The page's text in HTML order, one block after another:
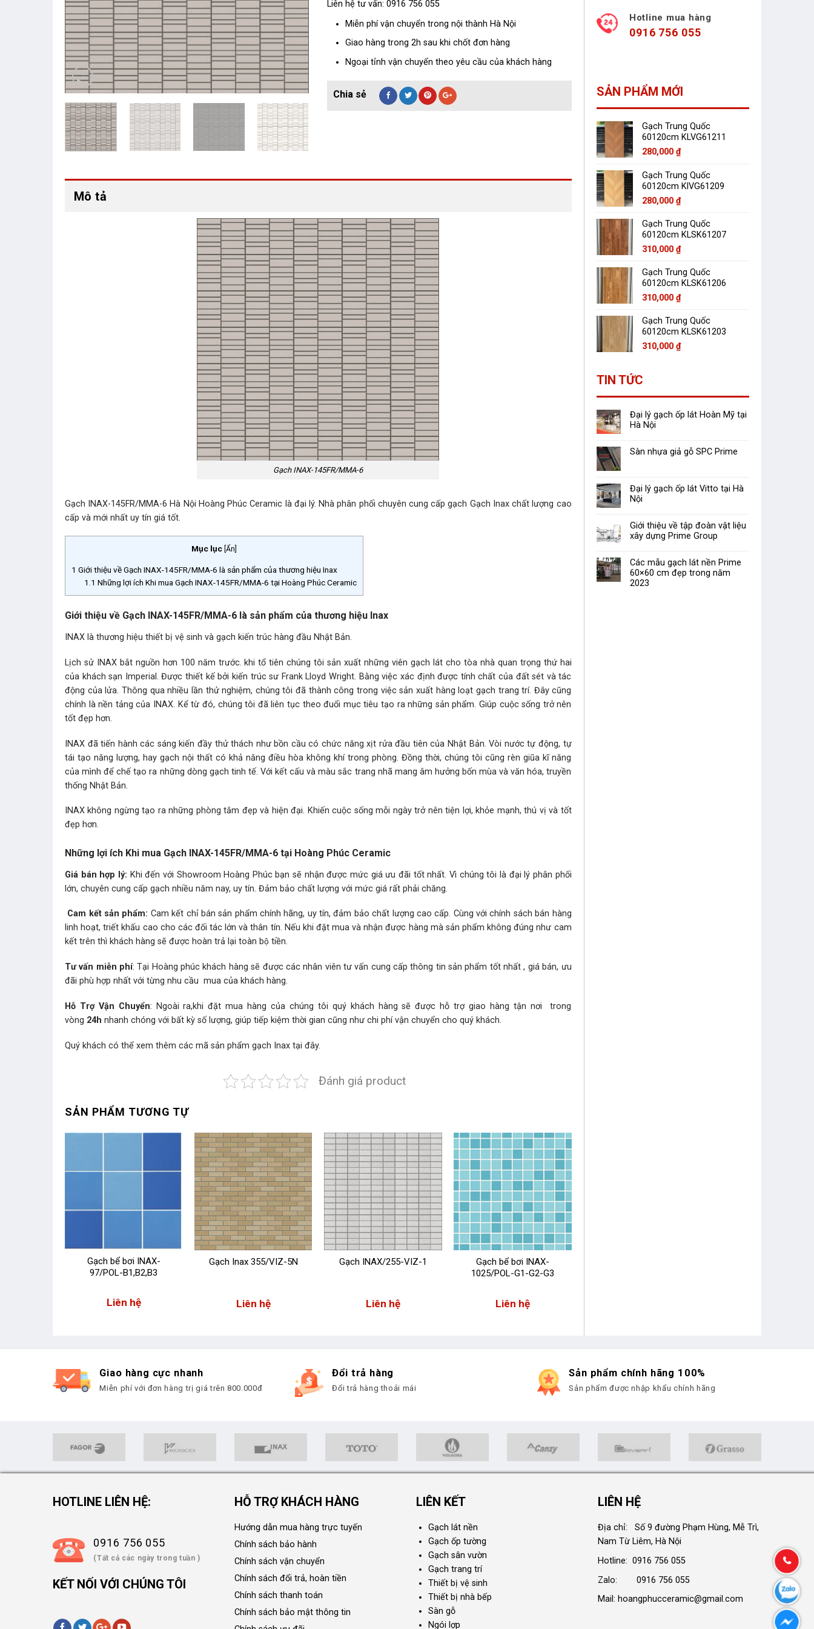
Liên hệ tư vấn: 0916 756 055
Miễn phí vận chuyển trong nội thành Hà Nội
Giao hàng trong 2h sau khi chốt đơn hàng
Ngoại tỉnh vận chuyển theo yêu cầu của khách hàng
Mô tả
Gạch INAX-145FR/MMA-6
Gạch INAX-145FR/MMA-6 Hà Nội Hoàng Phúc Ceramic là đại lý. Nhà phân phối chuyên cung cấp gạch Gạch Inax chất lượng cao
cấp và mới nhất uy tín giá tốt.
Mục lục Ẩn
1 Giới thiệu về Gạch INAX-145FR/MMA-6 là sản phẩm của thương hiệu Inax
1.1 Những lợi ích Khi mua Gạch INAX-145FR/MMA-6 tại Hoàng Phúc Ceramic
Giới thiệu về Gạch INAX-145FR/MMA-6 là sản phẩm của thương hiệu Inax
INAX là thương hiệu thiết bị vệ sinh và gạch kiến trúc hàng đầu Nhật Bản.
Lịch sử INAX bắt nguồn hơn 100 năm trước. khi tổ tiên chúng tôi sản xuất những viên gạch lát cho tòa nhà quan trọng thứ hai
của khách sạn Imperial. Được thiết kế bởi kiến trúc sư Frank Lloyd Wright. Bằng việc xác định được tính chất của đất sét và tác
động của lửa. Thông qua nhiều lần thử nghiệm, chúng tôi đã thành công trong việc sản xuất hàng loạt gạch trang trí. Đây cũng
chính là nền tảng của INAX. Kể từ đó, chúng tôi đã liên tục theo đuổi mục tiêu tạo ra những sản phẩm. Giúp cuộc sống trở nên
tốt đẹp hơn.
INAX đã tiến hành các sáng kiến đầy thử thách như bồn cầu có chức năng xịt rửa đầu tiên của Nhật Bản. Vòi nước tự động, tự
tái tạo năng lượng, hay gạch nội thất có khả năng điều hòa không khí trong phòng. Đồng thời, chúng tôi cũng rèn giũa kĩ năng
của mình để chế tạo ra những dòng gạch tinh tế. Với kết cấu và màu sắc trang nhã mang âm hưởng bốn mùa và văn hóa, truyền
thống Nhật Bản.
INAX không ngừng tạo ra những phòng tắm đẹp và hiện đại. Khiến cuộc sống mỗi ngày trở nên tiện lợi, khỏe mạnh, thú vị và tốt
đẹp hơn.
Những lợi ích Khi mua Gạch INAX-145FR/MMA-6 tại Hoàng Phúc Ceramic
Giá bán hợp lý: Khi đến với Showroom Hoàng Phúc bạn sẽ nhận được mức giá ưu đãi tốt nhất. Vì chúng tôi là đại lý phân phối
lớn, chuyên cung cấp gạch nhiều năm nay, uy tín. Đảm bảo chất lượng với mức giá rất phải chăng.
Cam kết sản phẩm: Cam kết chỉ bán sản phẩm chính hãng, uy tín, đảm bảo chất lượng cao cấp. Cùng với chính sách bán hàng
linh hoạt, triết khấu cao cho các đối tác lớn và thân tín. Nếu khi đặt mua và nhận được hàng mà sản phẩm không đúng như cam
kết trên thì khách hàng sẽ được hoàn trả lại toàn bộ tiền.
Tư vấn miễn phí: Tại Hoàng phúc khách hàng sẽ được các nhân viên tư vấn cung cấp thông tin sản phẩm tốt nhất , giá bán, ưu
đãi phù hợp nhất với từng nhu cầu mua của khách hàng.
Hỗ Trợ Vận Chuyển: Ngoài ra,khi đặt mua hàng của chúng tôi quý khách hàng sẽ được hỗ trợ giao hàng tận nơi trong
vòng 24h nhanh chóng với bất kỳ số lượng, giúp tiếp kiệm thời gian cũng như chi phí vận chuyển cho quý khách.
Quý khách có thể xem thêm các mã sản phẩm gạch Inax tại đây.
Đánh giá product
SẢN PHẨM TƯƠNG TỰ
Gạch bể bơi INAX-
97/POL-B1,B2,B3
Liên hệ
Gạch Inax 355/VIZ-5N
Liên hệ
Gạch INAX/255-VIZ-1
Liên hệ
Gạch bể bơi INAX-
1025/POL-G1-G2-G3
Liên hệ
Hotline mua hàng
0916 756 055
SẢN PHẨM MỚI
Gạch Trung Quốc
60120cm KLVG61211
280,000 ₫
Gạch Trung Quốc
60120cm KlVG61209
280,000 ₫
Gạch Trung Quốc
60120cm KLSK61207
310,000 ₫
Gạch Trung Quốc
60120cm KLSK61206
310,000 ₫
Gạch Trung Quốc
60120cm KLSK61203
310,000 ₫
TIN TỨC
Đại lý gạch ốp lát Hoàn Mỹ tại
Hà Nội
Sàn nhựa giả gỗ SPC Prime
Đại lý gạch ốp lát Vitto tại Hà
Nội
Giới thiệu về tập đoàn vật liệu
xây dựng Prime Group
Các mẫu gạch lát nền Prime
60×60 cm đẹp trong năm
2023
Giao hàng cực nhanh
Miễn phí với đơn hàng trị giá trên 800.000đ
Đổi trả hàng
Đổi trả hàng thoải mái
Sản phẩm chính hãng 100%
Sản phẩm được nhập khẩu chính hãng
HOTLINE LIÊN HỆ:
0916 756 055
(Tất cả các ngày trong tuần )
KẾT NỐI VỚI CHÚNG TÔI
HỖ TRỢ KHÁCH HÀNG
Hướng dẫn mua hàng trực tuyến
Chính sách bảo hành
Chính sách vận chuyển
Chính sách đổi trả, hoàn tiền
Chính sách thanh toán
Chính sách bảo mật thông tin
LIÊN KẾT
Gạch lát nền
Gạch ốp tường
Gạch sân vườn
Gạch trang trí
Thiết bị vệ sinh
Thiết bị nhà bếp
Sàn gỗ
Ngói lợp
LIÊN HỆ
Địa chỉ: Số 9 đường Phạm Hùng, Mễ Trì,
Nam Từ Liêm, Hà Nội
Hotline: 0916 756 055
Zalo: 0916 756 055
Mail: hoangphucceramic@gmail.com